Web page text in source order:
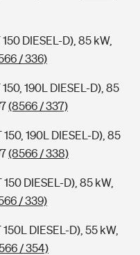
DIESEL-D), 85 kW,
/ 336)
190L DIESEL-D), 85
(8566 / 337)
190L DIESEL-D), 85
(8566 / 338)
DIESEL-D), 85 kW,
/ 339)
DIESEL-D), 55 kW,
/ 354)